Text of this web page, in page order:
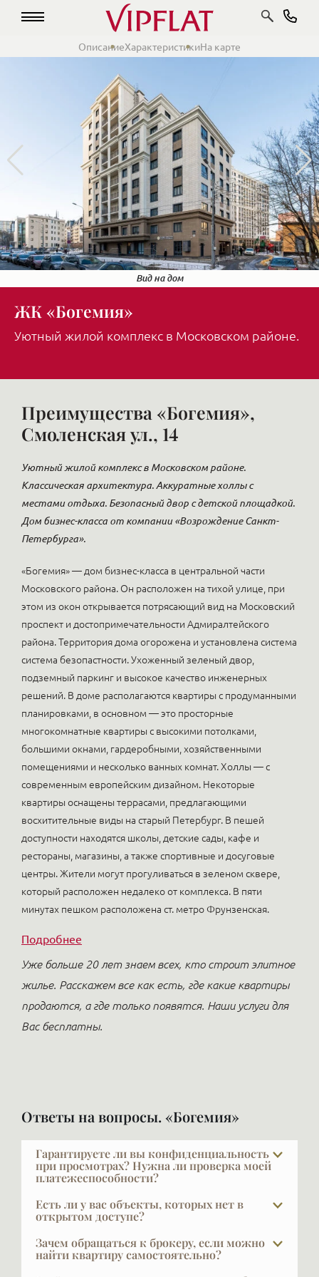
ОписаниеХарактеристикиНа карте
Вид на дом
Закрытый двор с детскими площадками
Закрытая территрия
ЖК «Богемия»
Уютный жилой комплекс в Московском районе.
Преимущества «Богемия»,
Смоленская ул., 14
Уютный жилой комплекс в Московском районе.
Классическая архитектура. Аккуратные холлы с
местами отдыха. Безопасный двор с детской площадкой.
Дом бизнес-класса от компании «Возрождение Санкт-
Петербурга».
«Богемия» — дом бизнес-класса в центральной части
Московского района. Он расположен на тихой улице, при
этом из окон открывается потрясающий вид на Московский
проспект и достопримечательности Адмиралтейского
района. Территория дома огорожена и установлена система
система безопастности. Ухоженный зеленый двор,
подземный паркинг и высокое качество инженерных
решений. В доме располагаются квартиры с продуманными
планировками, в основном — это просторные
многокомнатные квартиры с высокими потолками,
большими окнами, гардеробными, хозяйственными
помещениями и несколько ванных комнат. Холлы — с
современным европейским дизайном. Некоторые
квартиры оснащены террасами, предлагающими
восхитительные виды на старый Петербург. В пешей
доступности находятся школы, детские сады, кафе и
рестораны, магазины, а также спортивные и досуговые
центры. Жители могут прогуливаться в зеленом сквере,
который расположен недалеко от комплекса. В пяти
минутах пешком расположена ст. метро Фрунзенская.
Подробнее
Уже больше 20 лет знаем всех, кто строит элитное
жилье. Расскажем все как есть, где какие квартиры
продаются, а где только появятся. Наши услуги для
Вас бесплатны.
Ответы на вопросы. «Богемия»
Гарантируете ли вы конфиденциальность
при просмотрах? Нужна ли проверка моей
платежеспособности?
VIPFLAT 20 лет работает с VIP-клиентами. Они часто
закрыты и не публичны — мы понимаем, что такое
Исключение составляет ситуация, когда сам клиент
хочет публично заявить о сделке, что тоже часто
Есть ли у вас объекты, которых нет в
открытом доступе?
В элите далеко не всё есть в открытой рекламе, и
это объяснимо: часть наших клиентов не хочет,
Зачем обращаться к брокеру, если можно
найти квартиру самостоятельно?